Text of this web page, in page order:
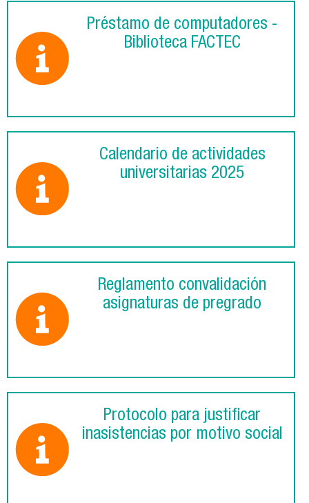
Préstamo de computadores -
Biblioteca FACTEC
Calendario de actividades
universitarias 2025
Reglamento convalidación
asignaturas de pregrado
Protocolo para justificar
inasistencias por motivo social